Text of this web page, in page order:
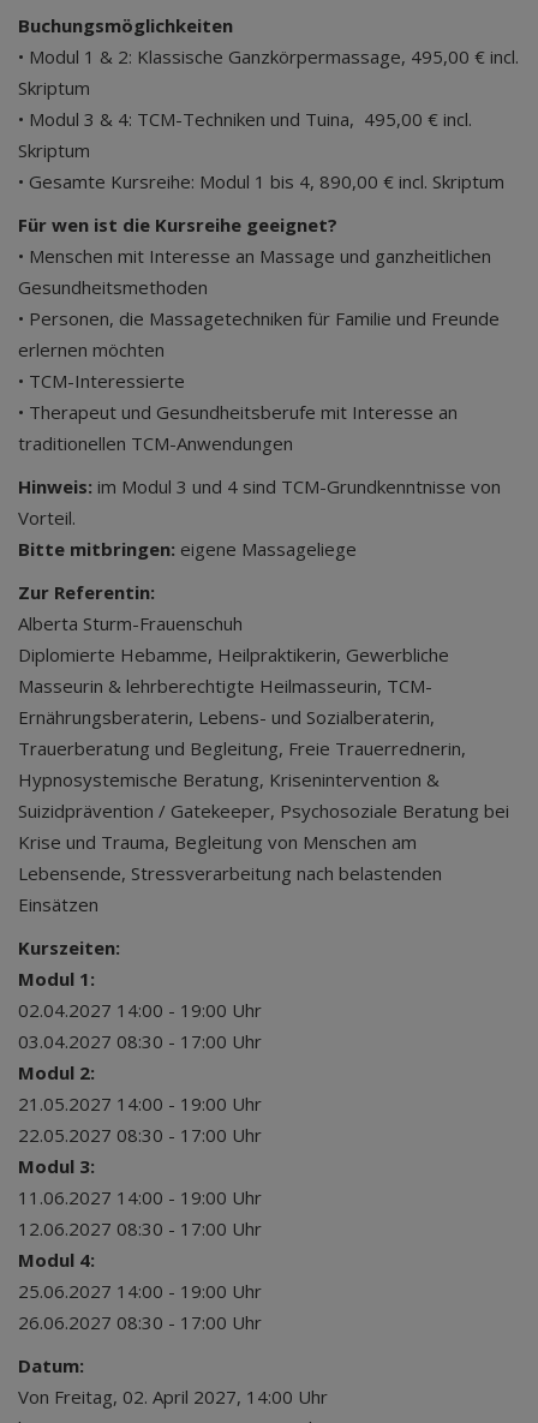
Buchungsmöglichkeiten
• Modul 1 & 2: Klassische Ganzkörpermassage, 495,00 € incl.
Skriptum
• Modul 3 & 4: TCM-Techniken und Tuina, 495,00 € incl.
Skriptum
• Gesamte Kursreihe: Modul 1 bis 4, 890,00 € incl. Skriptum
Für wen ist die Kursreihe geeignet?
• Menschen mit Interesse an Massage und ganzheitlichen
Gesundheitsmethoden
• Personen, die Massagetechniken für Familie und Freunde
erlernen möchten
• TCM-Interessierte
• Therapeut und Gesundheitsberufe mit Interesse an
traditionellen TCM-Anwendungen
Hinweis: im Modul 3 und 4 sind TCM-Grundkenntnisse von
Vorteil.
Bitte mitbringen: eigene Massageliege
Zur Referentin:
Alberta Sturm-Frauenschuh
Diplomierte Hebamme, Heilpraktikerin, Gewerbliche
Masseurin & lehrberechtigte Heilmasseurin, TCM-
Ernährungsberaterin, Lebens- und Sozialberaterin,
Trauerberatung und Begleitung, Freie Trauerrednerin,
Hypnosystemische Beratung, Krisenintervention &
Suizidprävention / Gatekeeper, Psychosoziale Beratung bei
Krise und Trauma, Begleitung von Menschen am
Lebensende, Stressverarbeitung nach belastenden
Einsätzen
Kurszeiten:
Modul 1:
02.04.2027 14:00 - 19:00 Uhr
03.04.2027 08:30 - 17:00 Uhr
Modul 2:
21.05.2027 14:00 - 19:00 Uhr
22.05.2027 08:30 - 17:00 Uhr
Modul 3:
11.06.2027 14:00 - 19:00 Uhr
12.06.2027 08:30 - 17:00 Uhr
Modul 4:
25.06.2027 14:00 - 19:00 Uhr
26.06.2027 08:30 - 17:00 Uhr
Datum:
Von Freitag, 02. April 2027, 14:00 Uhr